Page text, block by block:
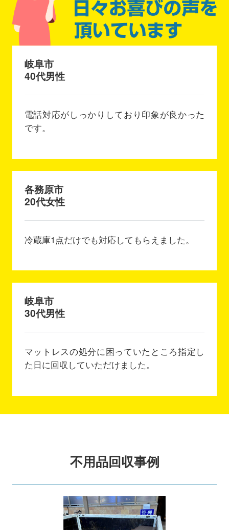
岐阜市
40代男性
電話対応がしっかりしており印象が良かった
です。
各務原市
20代女性
冷蔵庫1点だけでも対応してもらえました。
岐阜市
30代男性
マットレスの処分に困っていたところ指定し
た日に回収していただけました。
不用品回収事例